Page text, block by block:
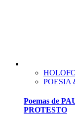
POESIA
Poemas de
PROTESTO